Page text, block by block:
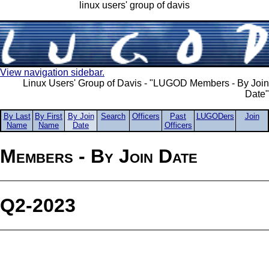
linux users' group of davis
View navigation sidebar.
Linux Users' Group of Davis - "LUGOD Members - By Join
Date"
By Last
Name
By First
Name
By Join
Date
Search Officers
Past
Officers
LUGODers Join
Members - By Join Date
Q2-2023